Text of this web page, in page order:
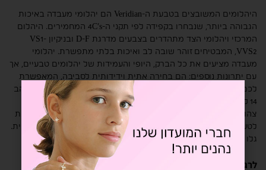
היהלומים המשובצים בטבעת ה-Veridian הם יהלומי מעבדה באיכות
הגבוהה ביותר, שנבחרו בקפידה לפי תקני ה-4C’s המחמירים. היהלום
המרכזי ויהלומי הצד מתהדרים בצבעים מדרגת D-F ובניקיון VS1-
VVS2, המבטיחים זוהר שובה לב ואיכות בלתי מתפשרת. יהלומי
מעבדה מציעים את כל הברק, היופי והעמידות של יהלומים טבעיים, אך
עם יתרונות נוספים: הם בחירה אתית וידידותית לסביבה, המאפשרת
לכם ליהנות מאיכות גבוהה במחיר נגיש יותר. כל טבעת מיוצרת מזהב
14 קראט משובח, וניתן לבחור את גוון הזהב המועדף עליכם – זהב
צהוב קלאסי, זהב לבן מודרני או רוז גולד רומנטי – בהתאמה מושלמת
לטעמכם האישי. ניתן להזמין גם עם יהלומים טבעיים בהתאמה אישית.
גלו את מגוון
יהלומי המעבדהשלנו.
לרגעים בלתי נשכחים